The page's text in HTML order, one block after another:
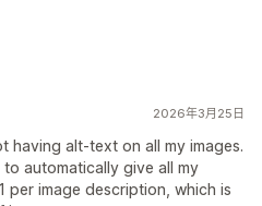
2026年3月25日
having alt-text on all my images.
to automatically give all my
per image description, which is